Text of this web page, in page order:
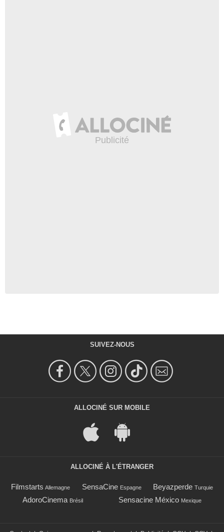
SUIVEZ-NOUS
ALLOCINÉ SUR MOBILE
ALLOCINÉ À L'ÉTRANGER
Filmstarts Allemagne SensaCine Espagne Beyazperde Turquie
AdoroCinema Brésil Sensacine México Mexique